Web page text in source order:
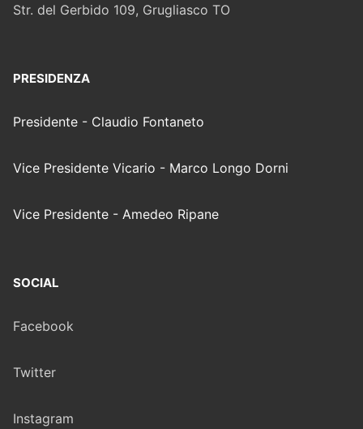
Str. del Gerbido 109, Grugliasco TO
PRESIDENZA
Presidente - Claudio Fontaneto
Vice Presidente Vicario - Marco Longo Dorni
Vice Presidente - Amedeo Ripane
SOCIAL
Facebook
Twitter
Instagram